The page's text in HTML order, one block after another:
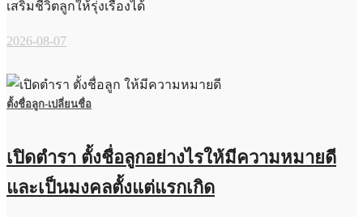
เสริมชีวิตลูกให้รุ่งเรืองได้
2026-08-07
ตั้งชื่อลูก-เปลี่ยนชื่อ
เปิดตำรา ตั้งชื่อลูกอย่างไรให้มีความหมายดี
และเป็นมงคลตั้งแต่แรกเกิด